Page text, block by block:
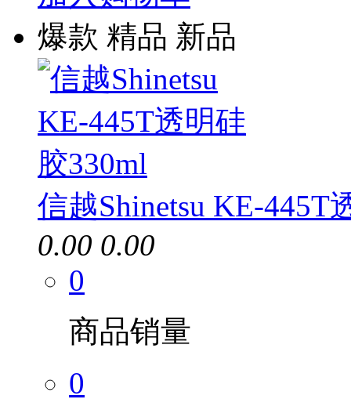
爆款 精品 新品
信越Shinetsu KE-445T
0.00 0.00
0
商品销量
0